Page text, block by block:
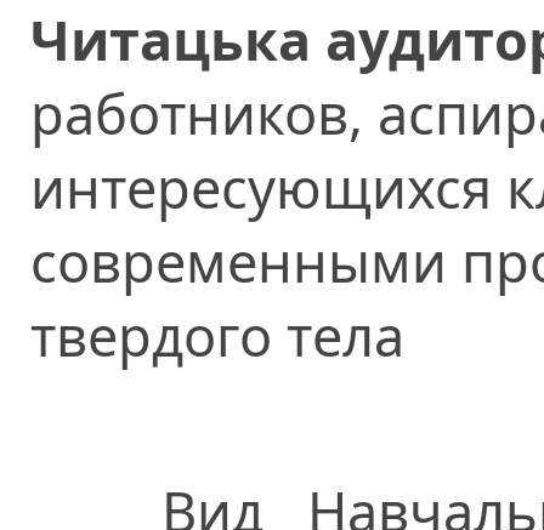
Читацька
работников,
интересующихся
современными
твердого тела
Вид